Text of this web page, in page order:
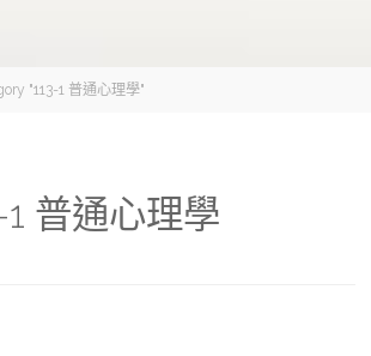
"113-1 普通心理學"
1 普通心理學